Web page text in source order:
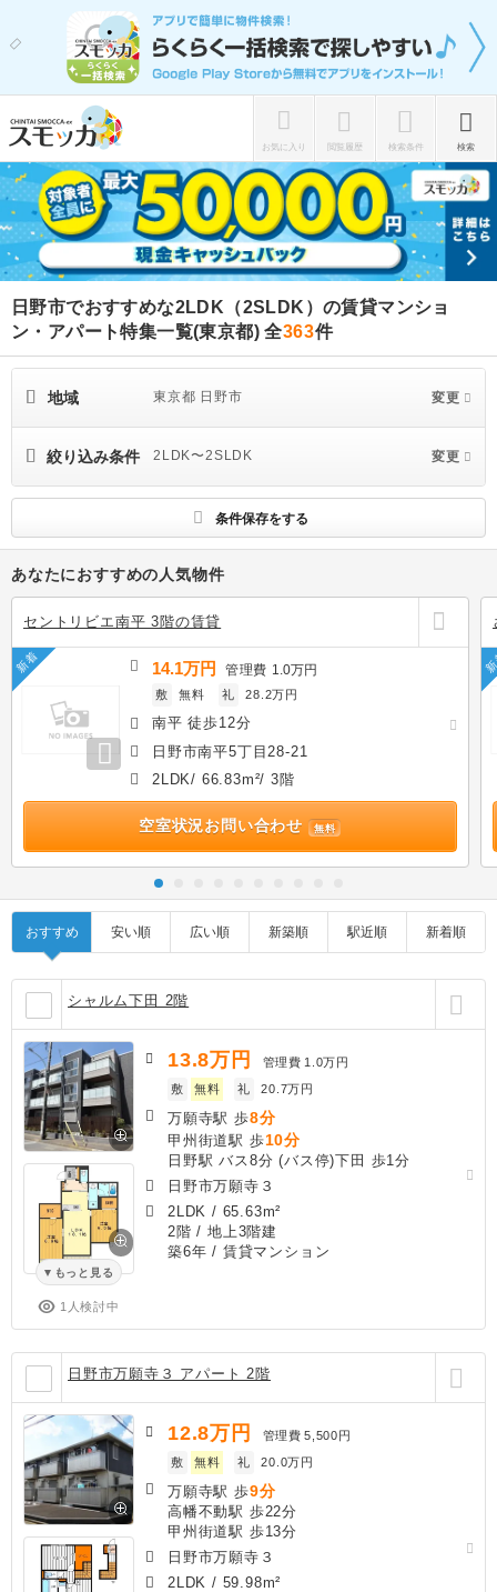
お気に入り 閲覧履歴 検索条件 検索
日野市でおすすめな2LDK（2SLDK）の賃貸マンショ
ン・アパート特集一覧(東京都)全363件
地域 東京都 日野市 変更
絞り込み条件 2LDK〜2SLDK 変更
条件保存をする
あなたにおすすめの人気物件
セントリビエ南平 3階の賃貸
新着 14.1万円 管理費 1.0万円
敷 無料 礼 28.2万円
南平 徒歩12分
日野市南平5丁目28-21
2LDK/ 66.83m²/ 3階
空室状況お問い合わせ 無料
おすすめ 安い順 広い順 新築順 駅近順 新着順
シャルム下田 2階
もっと見る
1人検討中
13.8万円 管理費 1.0万円
敷
無料 礼 20.7万円
万願寺駅 歩8分
甲州街道駅 歩10分
日野駅 バス8分 (バス停)下田 歩1分
日野市万願寺３
2LDK / 65.63m²
2階 / 地上3階建
築6年 / 賃貸マンション
日野市万願寺３ アパート 2階
12.8万円 管理費 5,500円
敷
無料 礼 20.0万円
万願寺駅 歩9分
高幡不動駅 歩22分
甲州街道駅 歩13分
日野市万願寺３
2LDK / 59.98m²